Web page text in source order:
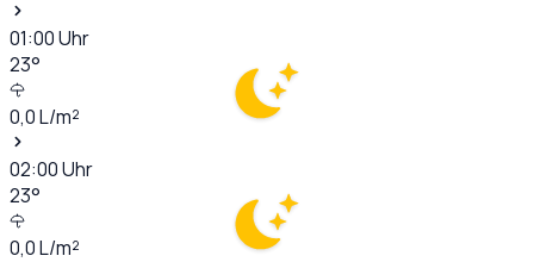
01:00Uhr
23°
0,0L/m²
02:00Uhr
23°
0,0L/m²